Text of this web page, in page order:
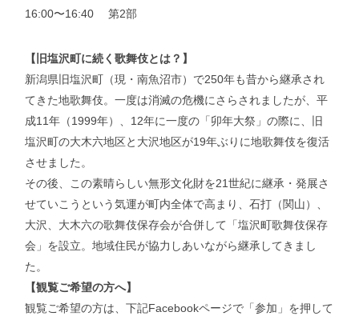
16:00〜16:40 第2部
【旧塩沢町に続く歌舞伎とは？】
新潟県旧塩沢町（現・南魚沼市）で250年も昔から継承され
てきた地歌舞伎。一度は消滅の危機にさらされましたが、平
成11年（1999年）、12年に一度の「卯年大祭」の際に、旧
塩沢町の大木六地区と大沢地区が19年ぶりに地歌舞伎を復活
させました。
その後、この素晴らしい無形文化財を21世紀に継承・発展さ
せていこうという気運が町内全体で高まり、石打（関山）、
大沢、大木六の歌舞伎保存会が合併して「塩沢町歌舞伎保存
会」を設立。地域住民が協力しあいながら継承してきまし
た。
【観覧ご希望の方へ】
観覧ご希望の方は、下記Facebookページで「参加」を押して